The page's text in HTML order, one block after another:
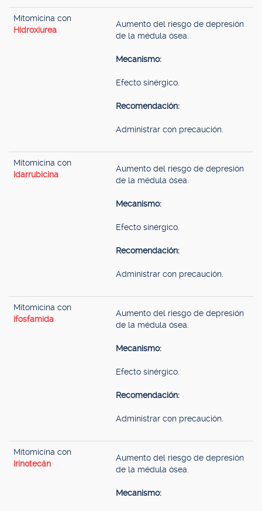
Mitomicina con
Hidroxiurea
Aumento del riesgo de depresión
de la médula ósea.
Mecanismo:
Efecto sinérgico.
Recomendación:
Administrar con precaución.
Mitomicina con
Idarrubicina
Aumento del riesgo de depresión
de la médula ósea.
Mecanismo:
Efecto sinérgico.
Recomendación:
Administrar con precaución.
Mitomicina con
Ifosfamida
Aumento del riesgo de depresión
de la médula ósea.
Mecanismo:
Efecto sinérgico.
Recomendación:
Administrar con precaución.
Mitomicina con
Irinotecán
Aumento del riesgo de depresión
de la médula ósea.
Mecanismo: